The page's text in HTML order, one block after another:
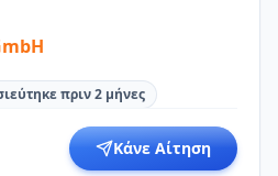
πριν 2 μήνες
Κάνε Αίτηση